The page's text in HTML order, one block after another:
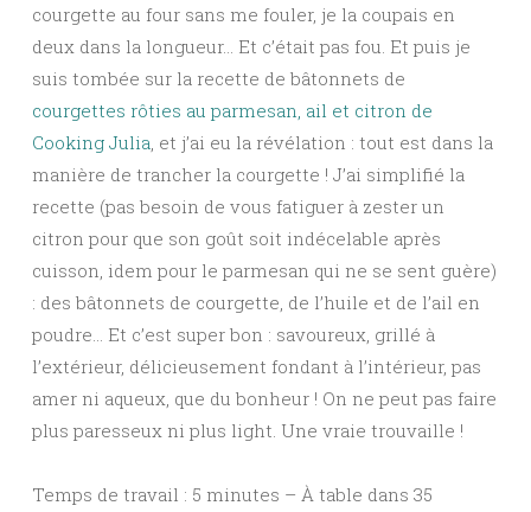
courgette au four sans me fouler, je la coupais en
deux dans la longueur… Et c’était pas fou. Et puis je
suis tombée sur la recette de bâtonnets de
courgettes rôties au parmesan, ail et citron de
Cooking Julia , et j’ai eu la révélation : tout est dans la
manière de trancher la courgette ! J’ai simplifié la
recette (pas besoin de vous fatiguer à zester un
citron pour que son goût soit indécelable après
cuisson, idem pour le parmesan qui ne se sent guère)
: des bâtonnets de courgette, de l’huile et de l’ail en
poudre… Et c’est super bon : savoureux, grillé à
l’extérieur, délicieusement fondant à l’intérieur, pas
amer ni aqueux, que du bonheur ! On ne peut pas faire
plus paresseux ni plus light. Une vraie trouvaille !
Temps de travail : 5 minutes – À table dans 35